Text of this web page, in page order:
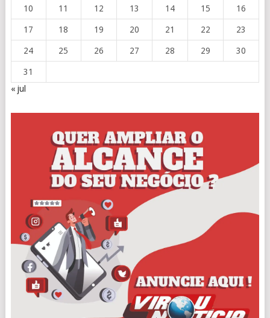
10 11 12 13 14 15 16
17 18 19 20 21 22 23
24 25 26 27 28 29 30
31
« jul